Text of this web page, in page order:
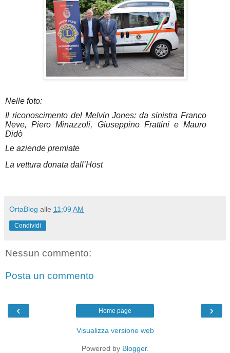
Nelle foto:
Il riconoscimento del Melvin Jones: da sinistra Franco
Neve, Piero Minazzoli, Giuseppino Frattini e Mauro
Didò
Le aziende premiate
La vettura donata dall’Host
OrtaBlog alle 11:09 AM
Condividi
Nessun commento:
Posta un commento
‹ ›
Home page
Visualizza versione web
Powered by Blogger.